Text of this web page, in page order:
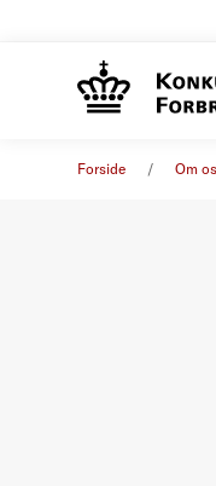
Forside Om os